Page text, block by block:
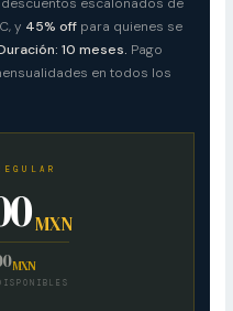
y 45% off para quienes se
10 meses. Pago
en todos los
MXN
MXN